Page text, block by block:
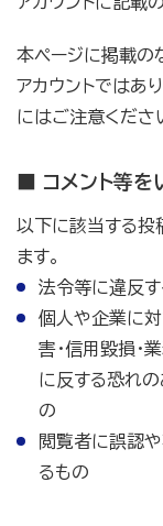
本ページに掲載の
アカウントではあ
にはご注意くださ
■ コメント等を
以下に該当する投
ます。
法令等に違反す
個人や企業に対
害・信用毀損・
に反する恐れの
の
閲覧者に誤認
るもの